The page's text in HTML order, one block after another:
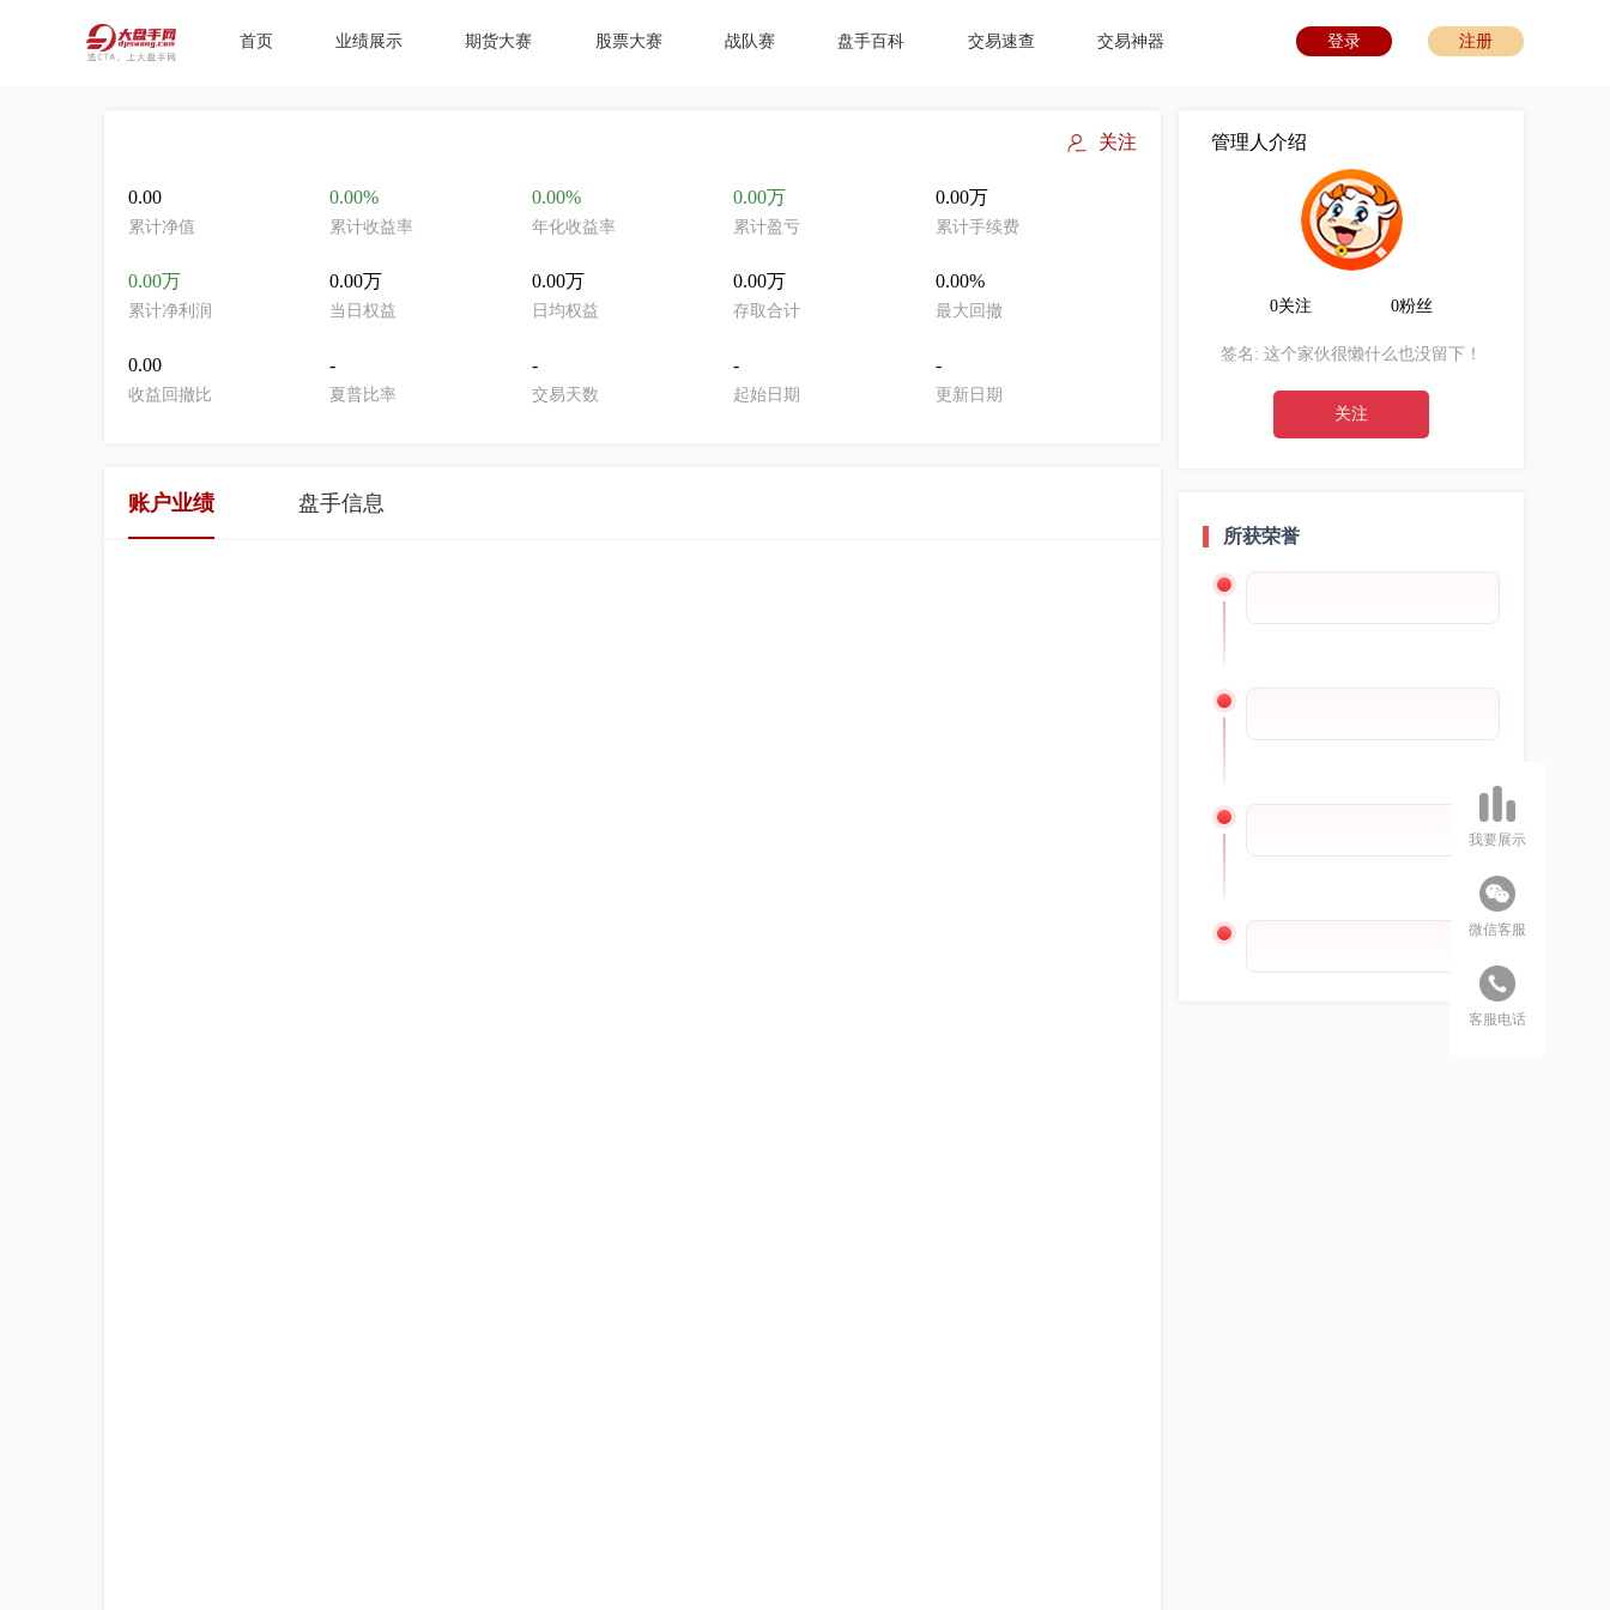
首页 业绩展示 期货大赛 股票大赛 战队赛 盘手百科 交易速查 交易神器 登录 注册
关注
0.00
累计净值
0.00%
累计收益率
0.00%
年化收益率
0.00万
累计盈亏
0.00万
累计手续费
0.00万
累计净利润
0.00万
当日权益
0.00万
日均权益
0.00万
存取合计
0.00%
最大回撤
0.00
收益回撤比
-
夏普比率
-
交易天数
-
起始日期
-
更新日期
账户业绩 盘手信息
管理人介绍
0关注 0粉丝
签名: 这个家伙很懒什么也没留下！
关注
所获荣誉
我要展示
微信客服
客服电话